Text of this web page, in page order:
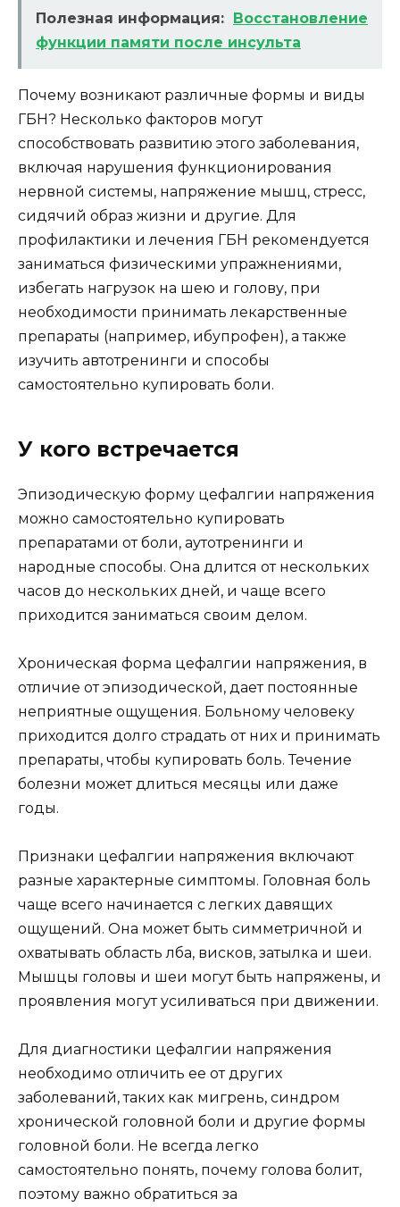
Полезная информация: Восстановление
функции памяти после инсульта
Почему возникают различные формы и виды
ГБН? Несколько факторов могут
способствовать развитию этого заболевания,
включая нарушения функционирования
нервной системы, напряжение мышц, стресс,
сидячий образ жизни и другие. Для
профилактики и лечения ГБН рекомендуется
заниматься физическими упражнениями,
избегать нагрузок на шею и голову, при
необходимости принимать лекарственные
препараты (например, ибупрофен), а также
изучить автотренинги и способы
самостоятельно купировать боли.
У кого встречается
Эпизодическую форму цефалгии напряжения
можно самостоятельно купировать
препаратами от боли, аутотренинги и
народные способы. Она длится от нескольких
часов до нескольких дней, и чаще всего
приходится заниматься своим делом.
Хроническая форма цефалгии напряжения, в
отличие от эпизодической, дает постоянные
неприятные ощущения. Больному человеку
приходится долго страдать от них и принимать
препараты, чтобы купировать боль. Течение
болезни может длиться месяцы или даже
годы.
Признаки цефалгии напряжения включают
разные характерные симптомы. Головная боль
чаще всего начинается с легких давящих
ощущений. Она может быть симметричной и
охватывать область лба, висков, затылка и шеи.
Мышцы головы и шеи могут быть напряжены, и
проявления могут усиливаться при движении.
Для диагностики цефалгии напряжения
необходимо отличить ее от других
заболеваний, таких как мигрень, синдром
хронической головной боли и другие формы
головной боли. Не всегда легко
самостоятельно понять, почему голова болит,
поэтому важно обратиться за